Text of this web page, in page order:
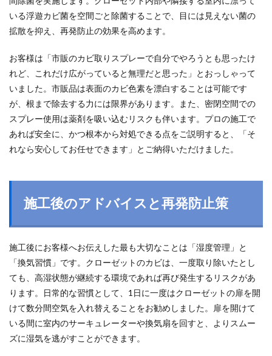
いる浮遊カビ菌を空間ごと除菌することで、目には見えない菌の
拡散を抑え、再発防止の効果を高めます。
お客様は「市販のカビ取りスプレーで自分でやろうとも思ったけ
れど、これだけ広がっていると無理だと思った」とおっしゃって
いました。市販品は表面のカビ色素を漂白することは可能です
が、根まで除去する力には限界があります。また、密閉空間での
スプレー使用は薬剤を吸い込むリスクも伴います。プロの施工で
あれば安全に、かつ根本から対処できる点をご説明すると、「そ
れなら安心してお任せできます」とご納得いただけました。
施工後のアドバイスと再発防止策
施工後にお客様へお伝えした最も大切なことは「湿度管理」と
「換気習慣」です。クローゼットのカビは、一度取り除いたとし
ても、高湿状態が継続する環境であれば再び発生するリスクがあ
ります。日常的な習慣として、1日に一度はクローゼットの扉を開
けて数分間空気を入れ替えることをお勧めしました。扉を開けて
いる間に室内のサーキュレーターや換気扇を回すと、よりスムー
ズに湿気を逃がすことができます。